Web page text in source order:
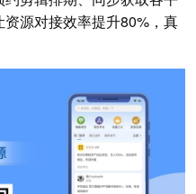
源对接效率提升80%，真